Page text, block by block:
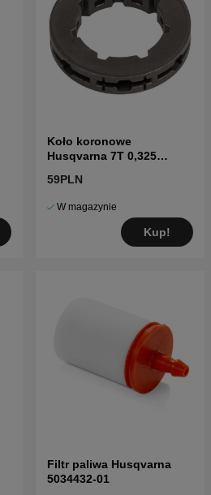
Koło koronowe
Husqvarna 7T 0,325
59PLN
W magazynie
Kup!
Filtr paliwa Husqvarna
5034432-01